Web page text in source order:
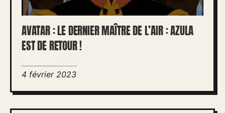
AVATAR : LE DERNIER MAÎTRE DE L’AIR : AZULA
EST DE RETOUR !
4 février 2023